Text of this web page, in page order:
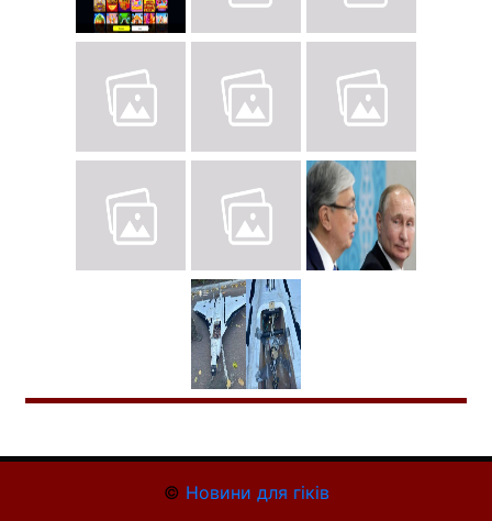
© Новини для гіків